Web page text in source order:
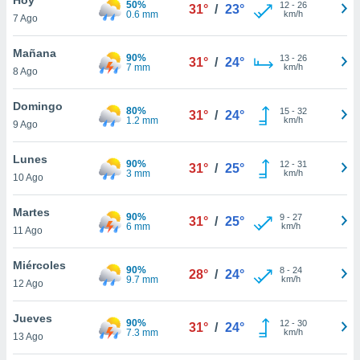
y
en
más
de
7 Ago
50%
0.6 mm
31° / 23° 12- 26
km/h
Mañana
8 Ago
90%
7 mm
31° / 24° 13- 26
km/h
Domingo
9 Ago
80%
1.2 mm
31° / 24° 15- 32
km/h
Lunes
10 Ago
90%
3 mm
31° / 25° 12- 31
km/h
Martes
11 Ago
90%
6 mm
31° / 25° 9- 27
km/h
Miércoles
12 Ago
90%
9.7 mm
28° / 24° 8- 24
km/h
Jueves
13 Ago
90%
7.3 mm
31° / 24° 12- 30
km/h